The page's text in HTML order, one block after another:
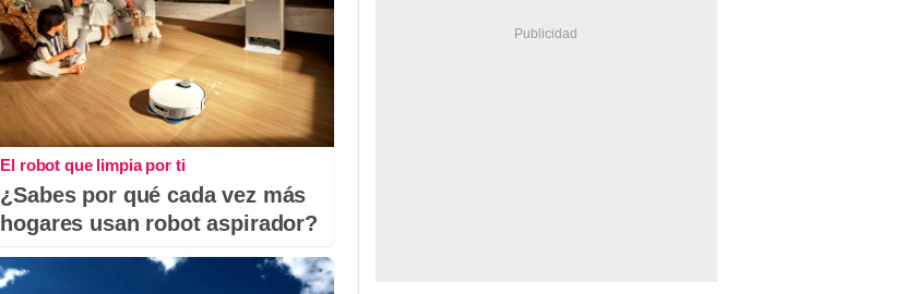
El robot que limpia por ti
¿Sabes por qué cada vez más
hogares usan robot aspirador?